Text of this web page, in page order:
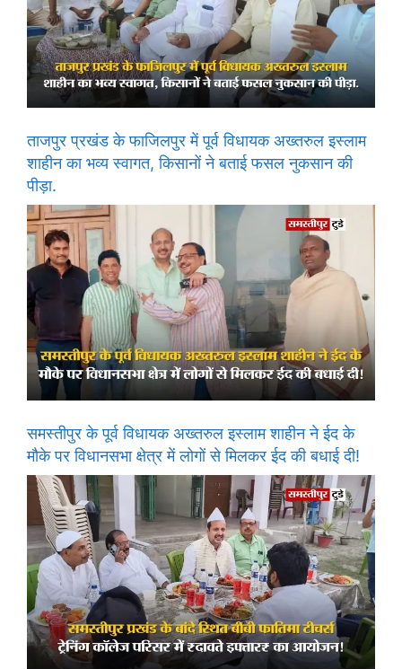
ताजपुर प्रखंड के फाजिलपुर में पूर्व विधायक अख्तरुल इस्लाम
शाहीन का भव्य स्वागत, किसानों ने बताई फसल नुकसान की
पीड़ा.
समस्तीपुर के पूर्व विधायक अख्तरुल इस्लाम शाहीन ने ईद के
मौके पर विधानसभा क्षेत्र में लोगों से मिलकर ईद की बधाई दी!